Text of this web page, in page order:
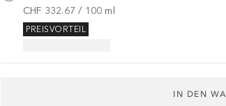
CHF 332.67 / 100 ml
PREISVORTEIL
IN DEN